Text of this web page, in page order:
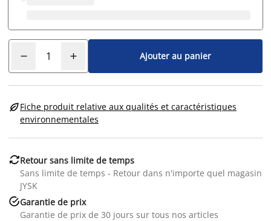
Ajouter au panier
Fiche produit relative aux qualités et caractéristiques
environnementales
Retour sans limite de temps
Sans limite de temps - Retour dans n'importe quel magasin
JYSK
Garantie de prix
Garantie de prix de 30 jours sur tous nos articles